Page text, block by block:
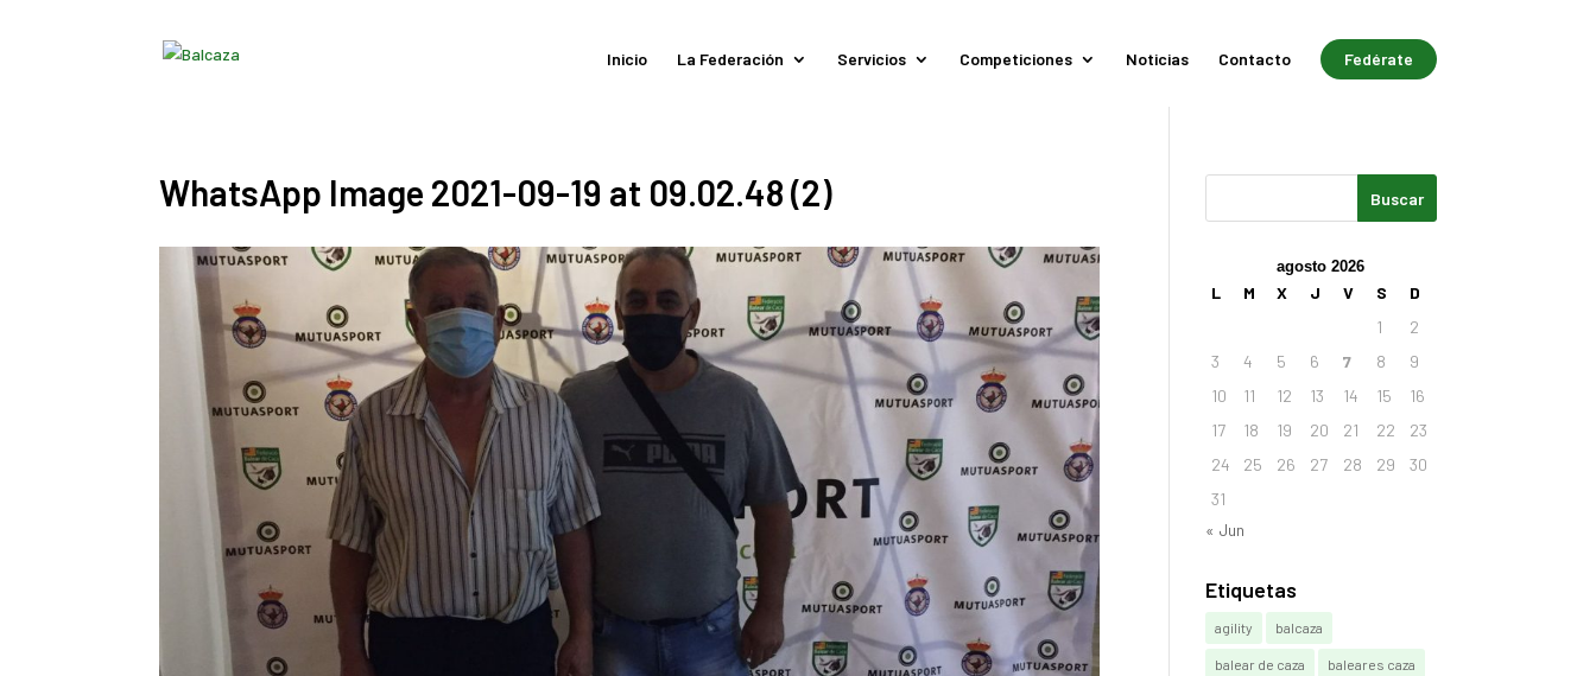
Inicio La Federación Servicios Competiciones Noticias Contacto Fedérate
WhatsApp Image 2021-09-19 at 09.02.48 (2)
agosto 2026
L M X J V S
D
1
2
3
4 5 6 7 8
9
10
11 12 13 14 15
16
17
18 19 20 21 22
23
24
25 26 27 28 29
30
31
« Jun
Etiquetas
agility balcaza
balear de caza baleares caza